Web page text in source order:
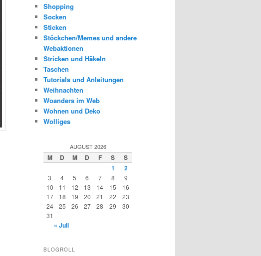
Shopping
Socken
Sticken
Stöckchen/Memes und andere
Webaktionen
Stricken und Häkeln
Taschen
Tutorials und Anleitungen
Weihnachten
Woanders im Web
Wohnen und Deko
Wolliges
AUGUST 2026
M D M D F S
S
1
2
3 4 5 6 7 8
9
10
11 12 13 14 15
16
17
18 19 20 21 22
23
24
25 26 27 28 29
30
31
« Juli
BLOGROLL